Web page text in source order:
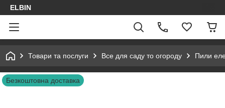
ELBIN
Товари та послуги Все для саду то огороду Пили
Безкоштовна доставка